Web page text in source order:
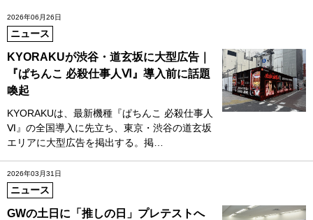
2026年06月26日
ニュース
KYORAKUが渋谷・道玄坂に大型広告｜
『ぱちんこ 必殺仕事人Ⅵ』導入前に話題
喚起
KYORAKUは、最新機種『ぱちんこ 必殺仕事人
Ⅵ』の全国導入に先立ち、東京・渋谷の道玄坂
エリアに大型広告を掲出する。掲…
2026年03月31日
ニュース
GWの土日に「推しの日」プレテストへ